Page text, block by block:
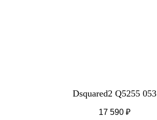
Dsquared2 Q5255 053
17 590 ₽